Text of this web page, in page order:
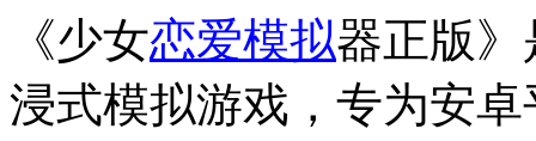
《少女恋爱模拟器正版
浸式模拟游戏，专为安